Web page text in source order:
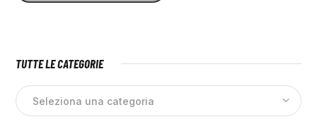
TUTTE LE CATEGORIE